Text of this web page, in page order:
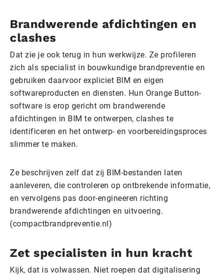
Brandwerende afdichtingen en
clashes
Dat zie je ook terug in hun werkwijze. Ze profileren
zich als specialist in bouwkundige brandpreventie en
gebruiken daarvoor expliciet BIM en eigen
softwareproducten en diensten. Hun Orange Button-
software is erop gericht om brandwerende
afdichtingen in BIM te ontwerpen, clashes te
identificeren en het ontwerp- en voorbereidingsproces
slimmer te maken.
Ze beschrijven zelf dat zij BIM-bestanden laten
aanleveren, die controleren op ontbrekende informatie,
en vervolgens pas door-engineeren richting
brandwerende afdichtingen en uitvoering.
(compactbrandpreventie.nl)
Zet specialisten in hun kracht
Kijk, dat is volwassen. Niet roepen dat digitalisering